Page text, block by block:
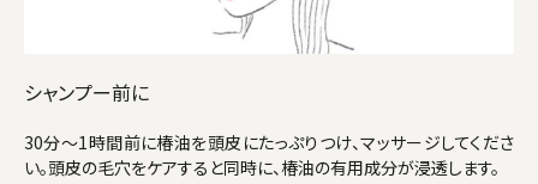
シャンプー前に
30分～1時間前に椿油を頭皮にたっぷりつけ、マッサージしてくださ
い。頭皮の毛穴をケアすると同時に、椿油の有用成分が浸透します。